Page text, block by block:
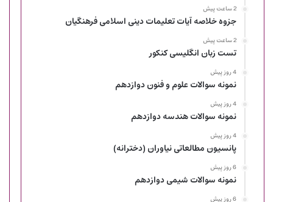
2 ساعت پیش
جزوه خلاصه آیات تعلیمات دینی اسلامی فرهنگیان
2 ساعت پیش
تست زبان انگلیسی کنکور
4 روز پیش
نمونه سوالات علوم و فنون دوازدهم
4 روز پیش
نمونه سوالات هندسه دوازدهم
4 روز پیش
پانسیون مطالعاتی نیاوران (دخترانه)
6 روز پیش
نمونه سوالات شیمی دوازدهم
6 روز پیش